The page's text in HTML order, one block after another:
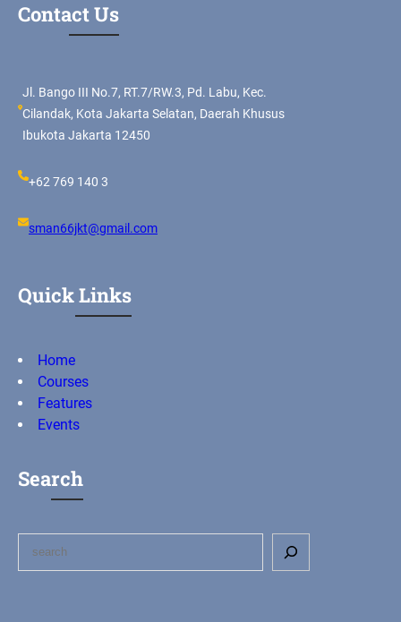
Contact Us
Jl. Bango III No.7, RT.7/RW.3, Pd. Labu, Kec.
Cilandak, Kota Jakarta Selatan, Daerah Khusus
Ibukota Jakarta 12450
+62 769 140 3
sman66jkt@gmail.com
Quick Links
Home
Courses
Features
Events
Search